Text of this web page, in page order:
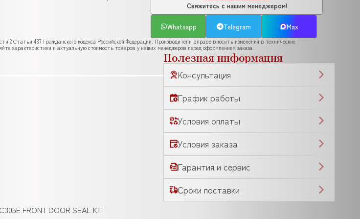
Свяжитесь с нашим менеджером!
Whatsapp Telegram Max
Статьи 437 Гражданского кодекса Российской Федерации. Производители вправе вносить изменения в технические
характеристики и актуальную стоимость товаров у наших менеджеров перед оформлением заказа.
FRONT DOOR SEAL KIT
Полезная информация
Консультация
График работы
Условия оплаты
Условия заказа
Гарантия и сервис
Сроки поставки